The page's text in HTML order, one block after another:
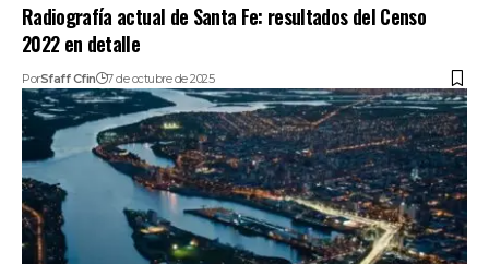
Radiografía actual de Santa Fe: resultados del Censo
2022 en detalle
PorSfaff Cfin 7 de octubre de 2025